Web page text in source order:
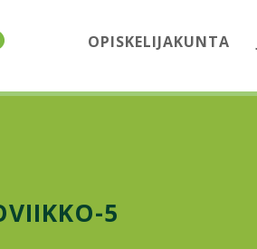
OPISKELIJAKUNTA
5